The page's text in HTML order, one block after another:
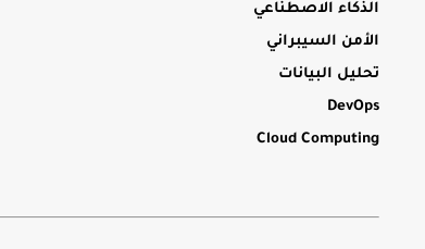
الذكاء الاصطناعي
الأمن السيبراني
تحليل البيانات
DevOps
Cloud Computing